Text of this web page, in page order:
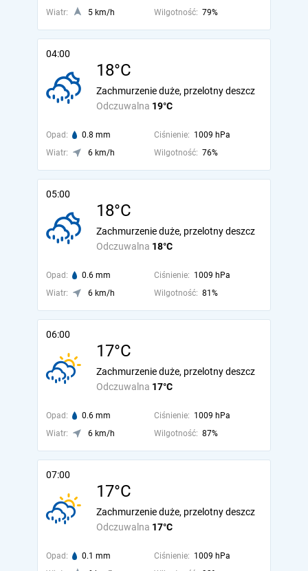
Wiatr:
5 km/h Wilgotność: 79%
04:00
18°C
Odczuwalna 19°C
Zachmurzenie duże, przelotny deszcz
Opad: 0.8 mm Ciśnienie: 1009 hPa
Wiatr:
6 km/h Wilgotność: 76%
05:00
18°C
Odczuwalna 18°C
Zachmurzenie duże, przelotny deszcz
Opad: 0.6 mm Ciśnienie: 1009 hPa
Wiatr:
6 km/h Wilgotność: 81%
06:00
17°C
Odczuwalna 17°C
Zachmurzenie duże, przelotny deszcz
Opad: 0.6 mm Ciśnienie: 1009 hPa
Wiatr:
6 km/h Wilgotność: 87%
07:00
17°C
Odczuwalna 17°C
Zachmurzenie duże, przelotny deszcz
Opad: 0.1 mm Ciśnienie: 1009 hPa